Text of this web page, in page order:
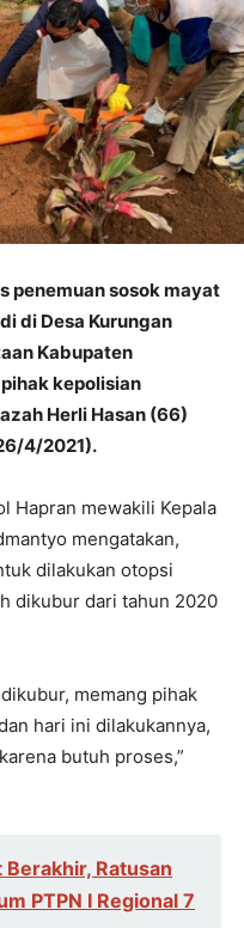
penemuan sosok mayat
di Desa Kurungan
Kabupaten
kepolisian
Herli Hasan (66)
4/2021).
Hapran mewakili Kepala
mengatakan,
dilakukan otopsi
dikubur dari tahun 2020
memang pihak
hari ini dilakukannya,
butuh proses,”
Berakhir, Ratusan
PTPN I Regional 7